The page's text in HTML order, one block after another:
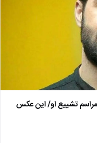
مراسم تشییع او/ این عکس